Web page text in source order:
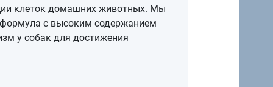
клеток домашних животных. Мы
с высоким содержанием
у собак для достижения